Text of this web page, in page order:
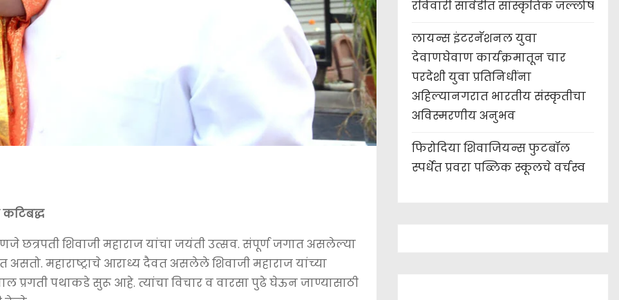
कटिबद्ध
छत्रपती शिवाजी महाराज यांचा जयंती उत्सव. संपूर्ण जगात असलेल्या
असतो. महाराष्ट्राचे आराध्य दैवत असलेले शिवाजी महाराज यांच्या
प्रगती पथाकडे सुरू आहे. त्यांचा विचार व वारसा पुढे घेऊन जाण्यासाठी
रविवारी सावेडीत सांस्कृतिक जल्लोष
लायन्स इंटरनॅशनल युवा
देवाणघेवाण कार्यक्रमातून चार
परदेशी युवा प्रतिनिधींना
अहिल्यानगरात भारतीय संस्कृतीचा
अविस्मरणीय अनुभव
फिरोदिया शिवाजियन्स फुटबॉल
स्पर्धेत प्रवरा पब्लिक स्कूलचे वर्चस्व